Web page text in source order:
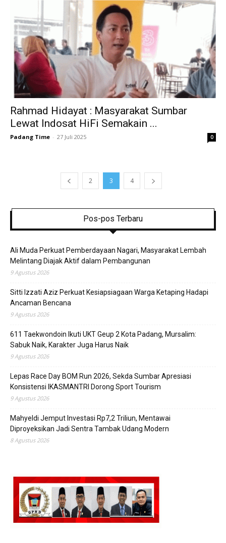
Rahmad Hidayat : Masyarakat Sumbar
Lewat Indosat HiFi Semakain ...
Padang Time - 27 Juli 2025 0
2 3 4
Pos-pos Terbaru
Ali Muda Perkuat Pemberdayaan Nagari, Masyarakat Lembah
Melintang Diajak Aktif dalam Pembangunan
9 Agustus 2026
Sitti Izzati Aziz Perkuat Kesiapsiagaan Warga Ketaping Hadapi
Ancaman Bencana
9 Agustus 2026
611 Taekwondoin Ikuti UKT Geup 2 Kota Padang, Mursalim:
Sabuk Naik, Karakter Juga Harus Naik
9 Agustus 2026
Lepas Race Day BOM Run 2026, Sekda Sumbar Apresiasi
Konsistensi IKASMANTRI Dorong Sport Tourism
9 Agustus 2026
Mahyeldi Jemput Investasi Rp7,2 Triliun, Mentawai
Diproyeksikan Jadi Sentra Tambak Udang Modern
8 Agustus 2026